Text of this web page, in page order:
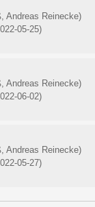
Andreas Reinecke)
05-25)
Andreas Reinecke)
06-02)
Andreas Reinecke)
05-27)